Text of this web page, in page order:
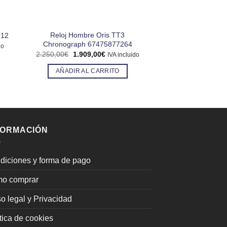
Reloj Hombre Oris TT3
Chronograph 67475877264
2.250,00€
El
original
era:
1.909,00€El
actual
es:
IVA incluido
AÑADIR AL CARRITO
y forma de pago
comprar
legal y Privacidad
de cookies